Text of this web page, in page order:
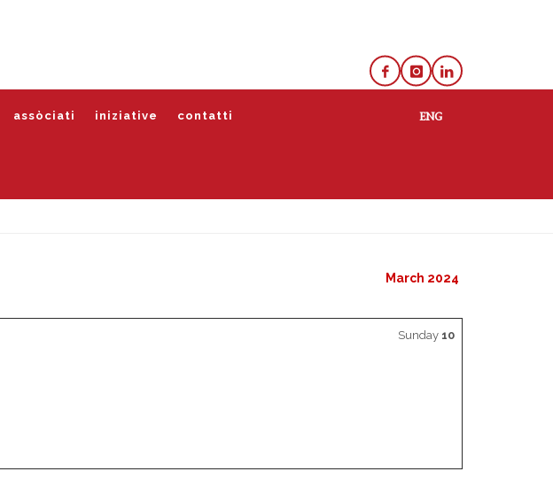
assòciati iniziative contatti
March 2024
Sunday 10